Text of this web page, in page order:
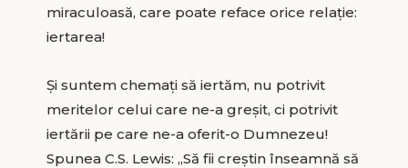
miraculoasă, care poate reface orice relație:
iertarea!
Și suntem chemați să iertăm, nu potrivit
meritelor celui care ne-a greșit, ci potrivit
iertării pe care ne-a oferit-o Dumnezeu!
Spunea C.S. Lewis: „Să fii creștin înseamnă să